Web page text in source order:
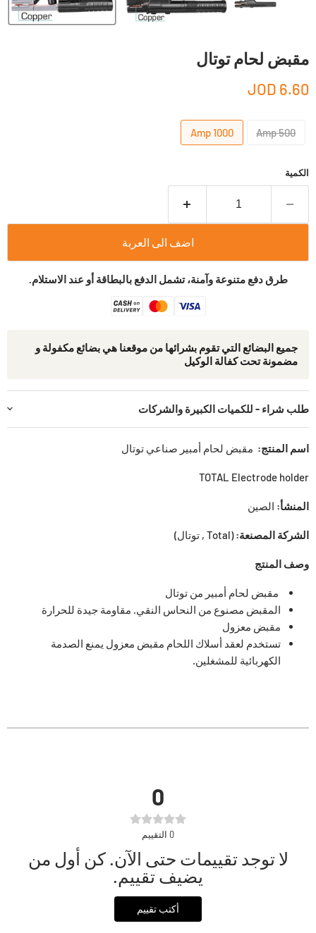
مقبض لحام توتال
6.60 JOD
500 Amp
1000 Amp
الكمية
اضف الى العربة
طرق دفع متنوعة وآمنة، تشمل الدفع بالبطاقة أو عند الاستلام.
جمیع البضائع التي تقوم بشرائھا من موقعنا ھي بضائع مكفولة و
مضمونة تحت كفالة الوكيل
طلب شراء - للكميات الكبيرة والشركات
اسم المنتج: مقبض لحام أمبير صناعي توتال
TOTAL Electrode holder
المنشأ: الصين
الشركة المصنعة:(Total , توتال)
وصف المنتج
مقبض لحام أمبير من توتال
المقبض مصنوع من النحاس النقي. مقاومة جيدة للحرارة
مقبض معزول
تستخدم لعقد أسلاك اللحام مقبض معزول يمنع الصدمة
الكهربائية للمشغلين.
0
0 التقييم
لا توجد تقييمات حتى الآن. كن أول من
يضيف تقييم.
أكتب تقييم